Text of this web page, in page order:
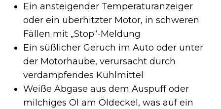
Ein ansteigender Temperaturanzeiger
oder ein überhitzter Motor, in schweren
Fällen mit „Stop“-Meldung
Ein süßlicher Geruch im Auto oder unter
der Motorhaube, verursacht durch
verdampfendes Kühlmittel
Weiße Abgase aus dem Auspuff oder
milchiges Öl am Öldeckel, was auf ein